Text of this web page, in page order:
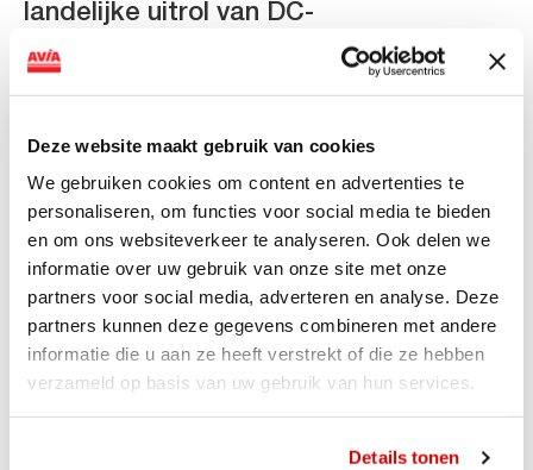
Deze website maakt gebruik van cookies
We gebruiken cookies om content en advertenties te
personaliseren, om functies voor social media te bieden
en om ons websiteverkeer te analyseren. Ook delen we
informatie over uw gebruik van onze site met onze
partners voor social media, adverteren en analyse. Deze
partners kunnen deze gegevens combineren met andere
informatie die u aan ze heeft verstrekt of die ze hebben
verzameld op basis van uw gebruik van hun services.
Details tonen
landelijke uitrol van DC-
snellaadinfrastructuur
AVIA VOLT en Fletcher Hotels starten landelijke uitrol
Lees verder